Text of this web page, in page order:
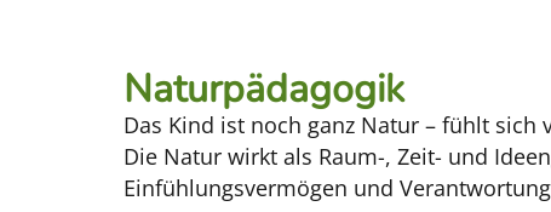
Naturpädagogik
Das Kind ist noch ganz Natur – fühlt
Die Natur wirkt als Raum-, Zeit- und
Einfühlungsvermögen und